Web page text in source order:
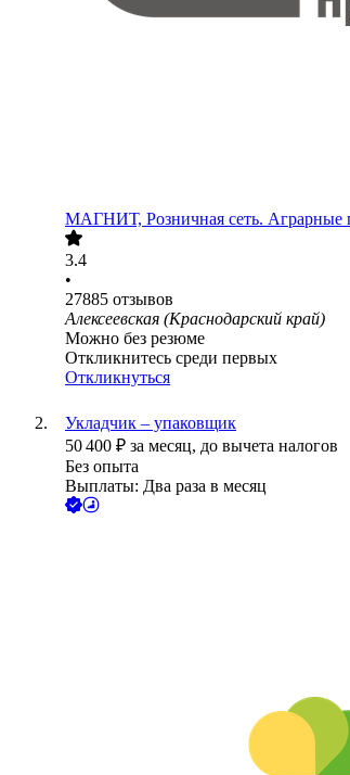
МАГНИТ, Розничная сеть. Аграрные
3.4
•
27885 отзывов
Алексеевская (Краснодарский край)
Можно без резюме
Откликнитесь среди первых
Откликнуться
Укладчик – упаковщик
50 400 ₽ за месяц, до вычета налогов
Без опыта
Выплаты: Два раза в месяц